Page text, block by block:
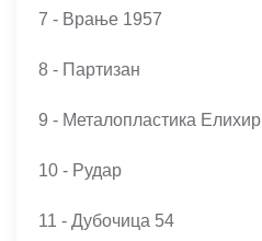
7 - Врање 1957
8 - Партизан
9 - Металопластика Елиxир
10 - Рудар
11 - Дубочица 54